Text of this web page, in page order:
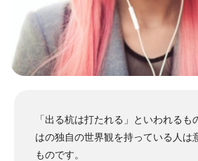
「出る杭は打たれる」といわれるも
はの独自の世界観を持っている人は
ものです。